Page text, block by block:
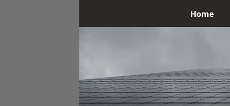
Home